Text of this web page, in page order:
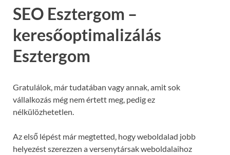
SEO Esztergom –
keresőoptimalizálás
Esztergom
Gratulálok, már tudatában vagy annak, amit sok
vállalkozás még nem értett meg, pedig ez
nélkülözhetetlen.
Az első lépést már megtetted, hogy weboldalad jobb
helyezést szerezzen a versenytársak weboldalaihoz